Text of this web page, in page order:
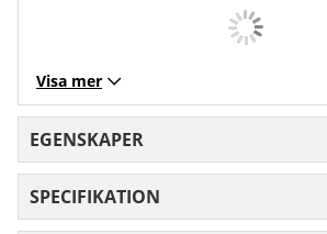
Visa mer
EGENSKAPER
SPECIFIKATION